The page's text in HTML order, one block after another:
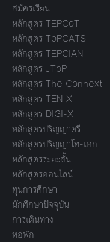
สมัครเรียน
หลักสูตร TEPCoT
หลักสูตร ToPCATS
หลักสูตร TEPCIAN
หลักสูตร JToP
หลักสูตร The Connext
หลักสูตร TEN X
หลักสูตร DIGI-X
หลักสูตรปริญญาตรี
หลักสูตรปริญญาโท-เอก
หลักสูตรระยะสั้น
หลักสูตรออนไลน์
ทุนการศึกษา
นักศึกษาปัจจุบัน
การเดินทาง
หอพัก